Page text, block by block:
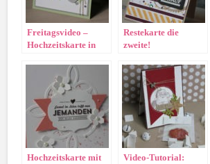
Freitagsvideo –
Hochzeitskarte in
Restekarte die
zweite!
Hochzeitskarte mit
Video-Tutorial: